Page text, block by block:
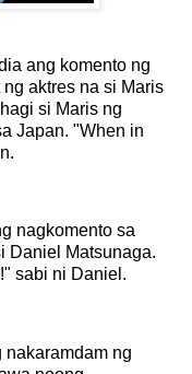
ang komento ng
aktres na si Maris
si Maris ng
Japan. "When in
nagkomento sa
Daniel Matsunaga.
sabi ni Daniel.
nakaramdam ng